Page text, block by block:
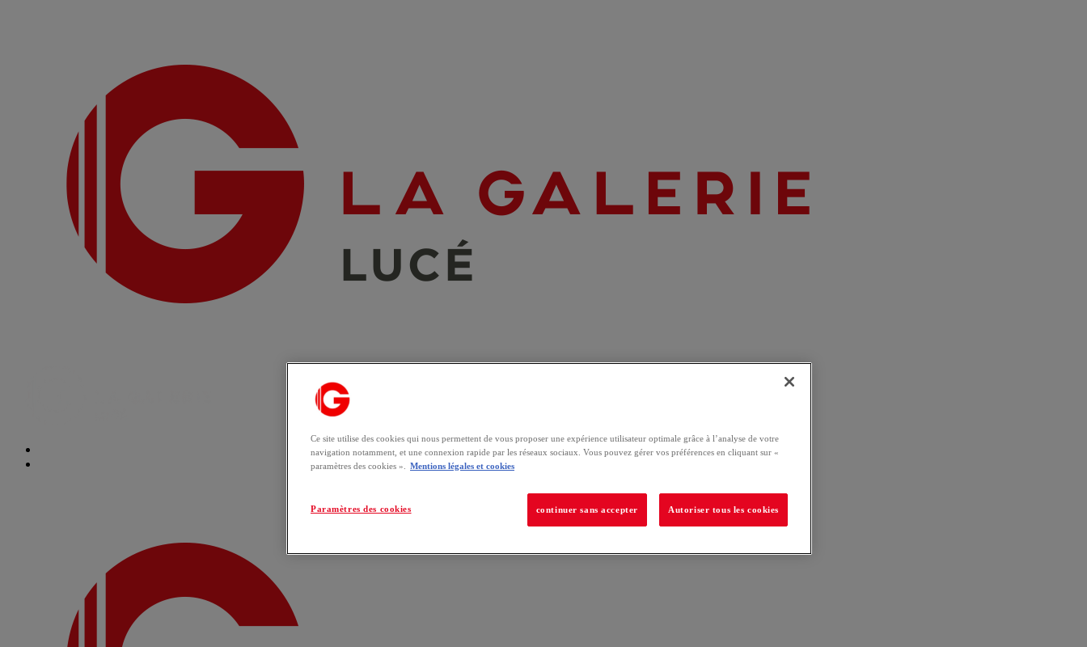
Ce site utilise des cookies qui nous permettent de vous proposer une expérience utilisateur optimale grâce à l’analyse de votre
navigation notamment, et une connexion rapide par les réseaux sociaux. Vous pouvez gérer vos préférences en cliquant sur «
paramètres des cookies ».
Mentions légales et cookies
Paramètres des cookies continuer sans accepter Autoriser tous les cookies